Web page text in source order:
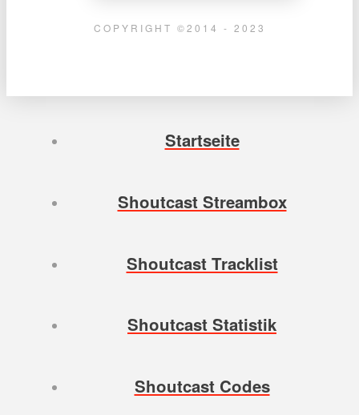
COPYRIGHT ©2014 - 2023
Startseite
Shoutcast Streambox
Shoutcast Tracklist
Shoutcast Statistik
Shoutcast Codes